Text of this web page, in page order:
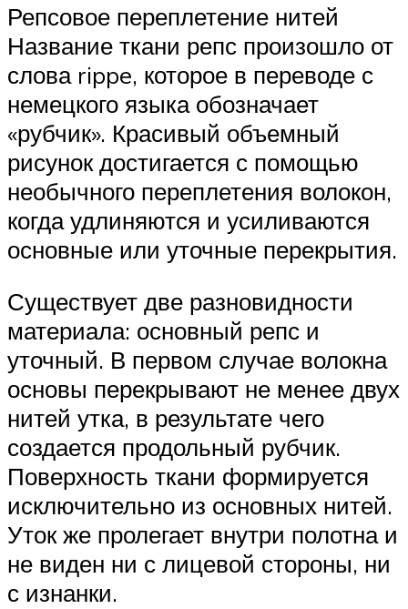
Репсовое переплетение нитей
Название ткани репс произошло от
слова rippe, которое в переводе с
немецкого языка обозначает
«рубчик». Красивый объемный
рисунок достигается с помощью
необычного переплетения волокон,
когда удлиняются и усиливаются
основные или уточные перекрытия.
Существует две разновидности
материала: основный репс и
уточный. В первом случае волокна
основы перекрывают не менее двух
нитей утка, в результате чего
создается продольный рубчик.
Поверхность ткани формируется
исключительно из основных нитей.
Уток же пролегает внутри полотна и
не виден ни с лицевой стороны, ни
с изнанки.